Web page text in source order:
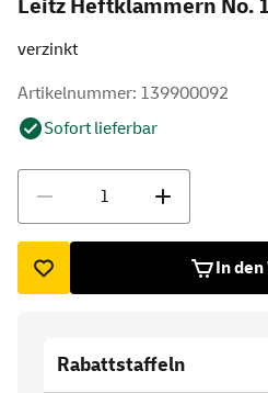
Leitz Heftklammern No.
verzinkt
Artikelnummer: 139900092
Sofort lieferbar
In
Rabattstaffeln